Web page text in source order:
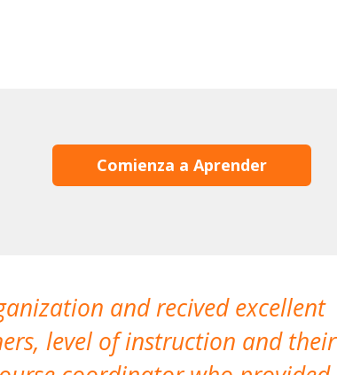
Comienza a Aprender
and recived excellent
level of instruction and their